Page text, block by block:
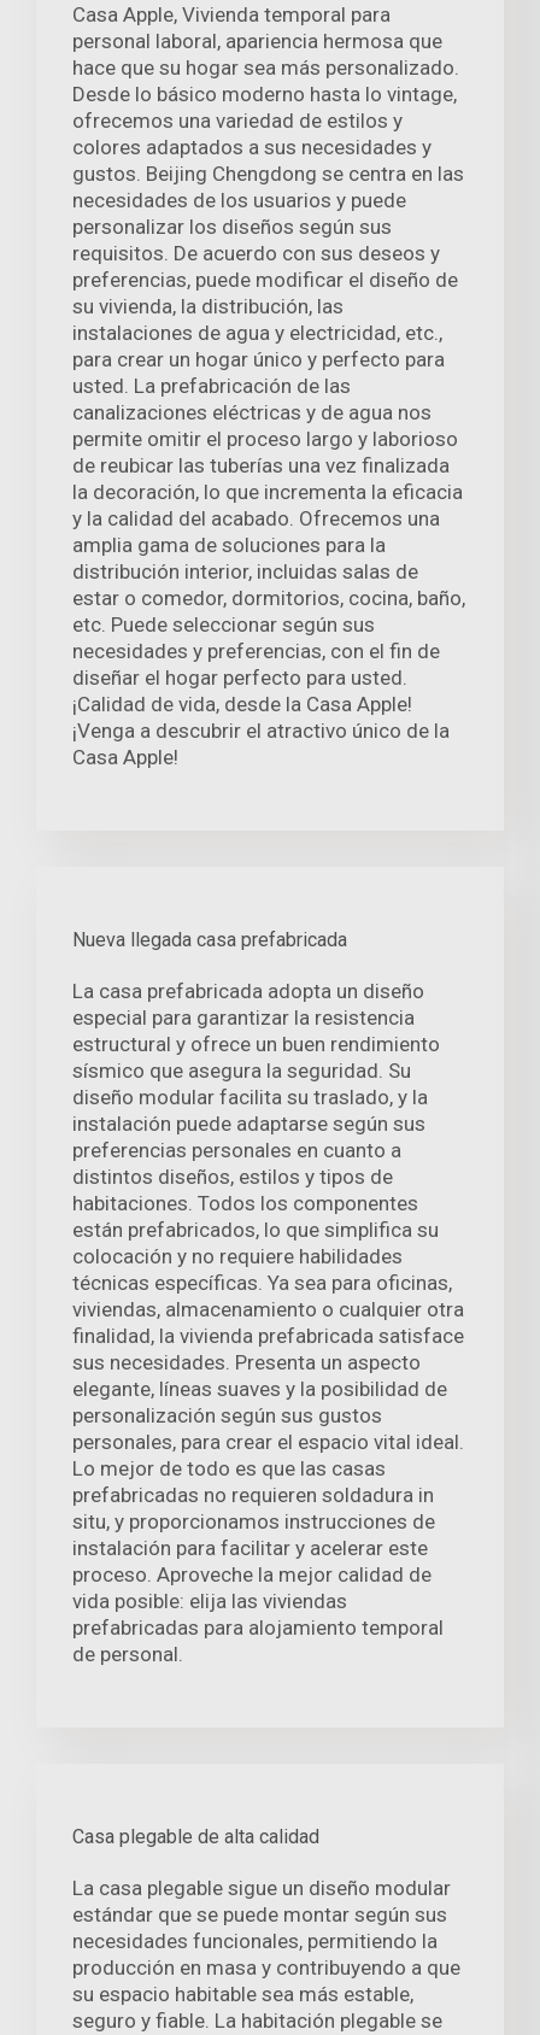
Casa Apple, Vivienda temporal para
personal laboral, apariencia hermosa que
hace que su hogar sea más personalizado.
Desde lo básico moderno hasta lo vintage,
ofrecemos una variedad de estilos y
colores adaptados a sus necesidades y
gustos. Beijing Chengdong se centra en las
necesidades de los usuarios y puede
personalizar los diseños según sus
requisitos. De acuerdo con sus deseos y
preferencias, puede modificar el diseño de
su vivienda, la distribución, las
instalaciones de agua y electricidad, etc.,
para crear un hogar único y perfecto para
usted. La prefabricación de las
canalizaciones eléctricas y de agua nos
permite omitir el proceso largo y laborioso
de reubicar las tuberías una vez finalizada
la decoración, lo que incrementa la eficacia
y la calidad del acabado. Ofrecemos una
amplia gama de soluciones para la
distribución interior, incluidas salas de
estar o comedor, dormitorios, cocina, baño,
etc. Puede seleccionar según sus
necesidades y preferencias, con el fin de
diseñar el hogar perfecto para usted.
¡Calidad de vida, desde la Casa Apple!
¡Venga a descubrir el atractivo único de la
Casa Apple!
Nueva llegada casa prefabricada
La casa prefabricada adopta un diseño
especial para garantizar la resistencia
estructural y ofrece un buen rendimiento
sísmico que asegura la seguridad. Su
diseño modular facilita su traslado, y la
instalación puede adaptarse según sus
preferencias personales en cuanto a
distintos diseños, estilos y tipos de
habitaciones. Todos los componentes
están prefabricados, lo que simplifica su
colocación y no requiere habilidades
técnicas específicas. Ya sea para oficinas,
viviendas, almacenamiento o cualquier otra
finalidad, la vivienda prefabricada satisface
sus necesidades. Presenta un aspecto
elegante, líneas suaves y la posibilidad de
personalización según sus gustos
personales, para crear el espacio vital ideal.
Lo mejor de todo es que las casas
prefabricadas no requieren soldadura in
situ, y proporcionamos instrucciones de
instalación para facilitar y acelerar este
proceso. Aproveche la mejor calidad de
vida posible: elija las viviendas
prefabricadas para alojamiento temporal
de personal.
Casa plegable de alta calidad
La casa plegable sigue un diseño modular
estándar que se puede montar según sus
necesidades funcionales, permitiendo la
producción en masa y contribuyendo a que
su espacio habitable sea más estable,
seguro y fiable. La habitación plegable se